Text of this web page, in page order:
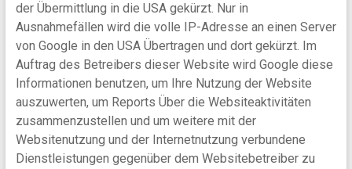
der Übermittlung in die USA gekürzt. Nur in
Ausnahmefällen wird die volle IP-Adresse an einen Server
von Google in den USA Übertragen und dort gekürzt. Im
Auftrag des Betreibers dieser Website wird Google diese
Informationen benutzen, um Ihre Nutzung der Website
auszuwerten, um Reports Über die Websiteaktivitäten
zusammenzustellen und um weitere mit der
Websitenutzung und der Internetnutzung verbundene
Dienstleistungen gegenüber dem Websitebetreiber zu